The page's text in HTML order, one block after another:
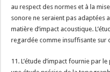
au respect des normes et à la
sonore ne seraient pas adaptées
matière d’impact acoustique.
regardée comme insuffisante sur
11. L’étude d’impact fournie par